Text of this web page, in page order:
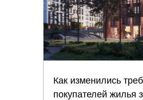
Как изменились
покупателей жилья